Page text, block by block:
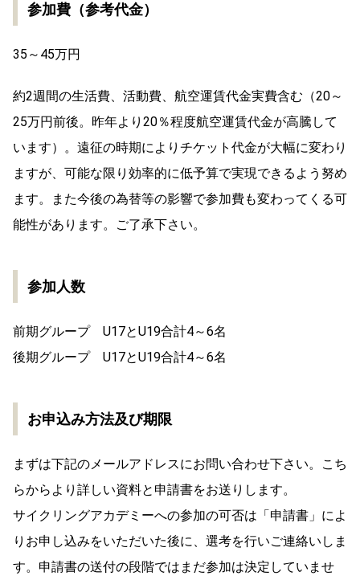
参加費（参考代金）
35～45万円
約2週間の生活費、活動費、航空運賃代金実費含む
（20～
25万円前後。昨年より20％程度航空運賃代金が高騰して
います）。遠征の時期によりチケット代金が大幅に変わり
ますが、可能な限り効率的に低予算で実現できるよう努め
ます。また今後の為替等の影響で参加費も変わってくる可
能性があります。ご了承下さい。
参加人数
前期グループ U17とU19合計4～6名
後期グループ U17とU19合計4～6名
お申込み方法及び期限
まずは下記のメールアドレスにお問い合わせ下さい。こち
らからより詳しい資料と申請書をお送りします。
サイクリングアカデミーへの参加の可否は「申請書」によ
りお申し込みをいただいた後に、選考を行いご連絡いしま
す。申請書の送付の段階ではまだ参加は決定していませ